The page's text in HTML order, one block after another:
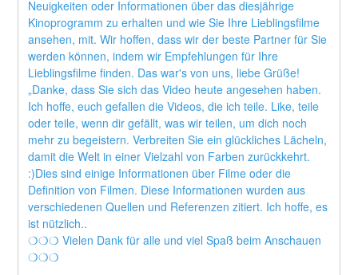
Neuigkeiten oder Informationen über das diesjährige
Kinoprogramm zu erhalten und wie Sie Ihre Lieblingsfilme
ansehen, mit. Wir hoffen, dass wir der beste Partner für Sie
werden können, indem wir Empfehlungen für Ihre
Lieblingsfilme finden. Das war's von uns, liebe Grüße!
„Danke, dass Sie sich das Video heute angesehen haben.
Ich hoffe, euch gefallen die Videos, die ich teile. Like, teile
oder teile, wenn dir gefällt, was wir teilen, um dich noch
mehr zu begeistern. Verbreiten Sie ein glückliches Lächeln,
damit die Welt in einer Vielzahl von Farben zurückkehrt.
:)Dies sind einige Informationen über Filme oder die
Definition von Filmen. Diese Informationen wurden aus
verschiedenen Quellen und Referenzen zitiert. Ich hoffe, es
ist nützlich..
❍❍❍ Vielen Dank für alle und viel Spaß beim Anschauen
❍❍❍